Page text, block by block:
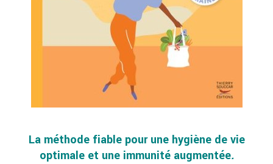
La méthode fiable pour une hygiène de vie
optimale et une immunité augmentée.